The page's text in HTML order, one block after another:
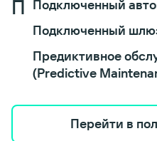
П Подключенный
Подключенный
Предиктивное
(Predictive
Перейти в